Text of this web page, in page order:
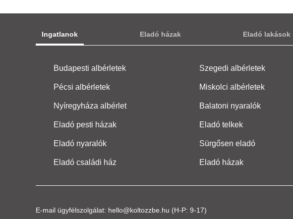
Ingatlanok Eladó házak Eladó lakások
Budapesti albérletek Szegedi albérletek
Pécsi albérletek Miskolci albérletek
Nyíregyháza albérlet Balatoni nyaralók
Eladó pesti házak Eladó telkek
Eladó nyaralók Sürgősen eladó
Eladó családi ház Eladó házak
E-mail ügyfélszolgálat: hello@koltozzbe.hu (H-P: 9-17)